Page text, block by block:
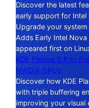
Discover the latest
early support for Intel
Upgrade your
Adds Early Intel
appeared first on
KDE Plasma 6.8 to
NVIDIA GPUs
Discover how KDE
with triple buffering
improving your visual